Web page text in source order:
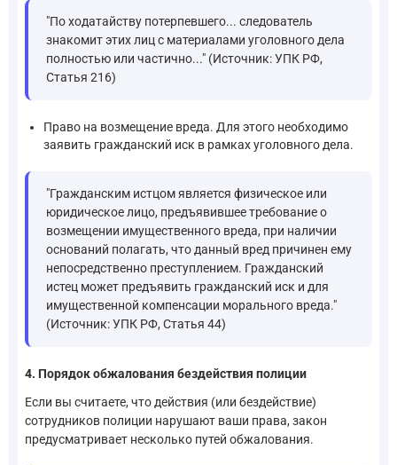
"По ходатайству потерпевшего... следователь
знакомит этих лиц с материалами уголовного дела
полностью или частично..." (Источник: УПК РФ,
Статья 216)
Право на возмещение вреда. Для этого необходимо
заявить гражданский иск в рамках уголовного дела.
"Гражданским истцом является физическое или
юридическое лицо, предъявившее требование о
возмещении имущественного вреда, при наличии
оснований полагать, что данный вред причинен ему
непосредственно преступлением. Гражданский
истец может предъявить гражданский иск и для
имущественной компенсации морального вреда."
(Источник: УПК РФ, Статья 44)
4. Порядок обжалования бездействия полиции
Если вы считаете, что действия (или бездействие)
сотрудников полиции нарушают ваши права, закон
предусматривает несколько путей обжалования.